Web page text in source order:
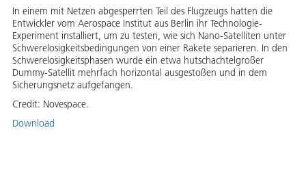
In einem mit Netzen abgesperrten Teil des Flugzeugs hatten die
Entwickler vom Aerospace Institut aus Berlin ihr Technologie-
Experiment installiert, um zu testen, wie sich Nano-Satelliten unter
Schwerelosigkeitsbedingungen von einer Rakete separieren. In den
Schwerelosigkeitsphasen wurde ein etwa hutschachtelgroßer
Dummy-Satellit mehrfach horizontal ausgestoßen und in dem
Sicherungsnetz aufgefangen.
Credit: Novespace.
Download